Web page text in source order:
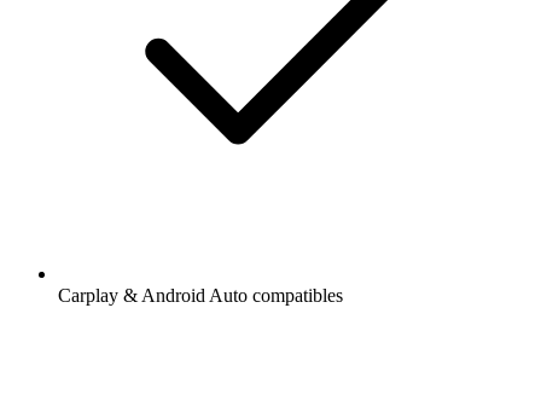
Carplay & Android Auto compatibles